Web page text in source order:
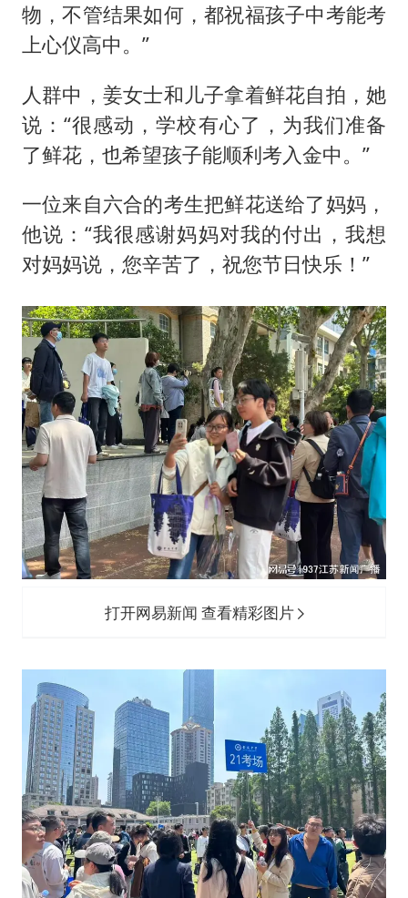
物，不管结果如何，都祝福孩子中考能考
上心仪高中。”
人群中，姜女士和儿子拿着鲜花自拍，她
说：“很感动，学校有心了，为我们准备
了鲜花，也希望孩子能顺利考入金中。”
一位来自六合的考生把鲜花送给了妈妈，
他说：“我很感谢妈妈对我的付出，我想
对妈妈说，您辛苦了，祝您节日快乐！”
打开网易新闻 查看精彩图片